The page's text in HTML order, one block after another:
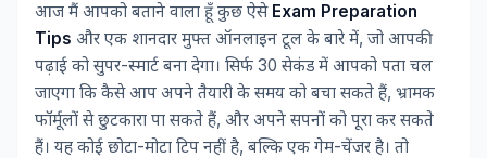
आज मैं आपको बताने वाला हूँ कुछ ऐसे Exam Preparation
Tips और एक शानदार मुफ्त ऑनलाइन टूल के बारे में, जो आपकी
पढ़ाई को सुपर-स्मार्ट बना देगा। सिर्फ 30 सेकंड में आपको पता चल
जाएगा कि कैसे आप अपने तैयारी के समय को बचा सकते हैं, भ्रामक
फॉर्मूलों से छुटकारा पा सकते हैं, और अपने सपनों को पूरा कर सकते
हैं। यह कोई छोटा-मोटा टिप नहीं है, बल्कि एक गेम-चेंजर है। तो